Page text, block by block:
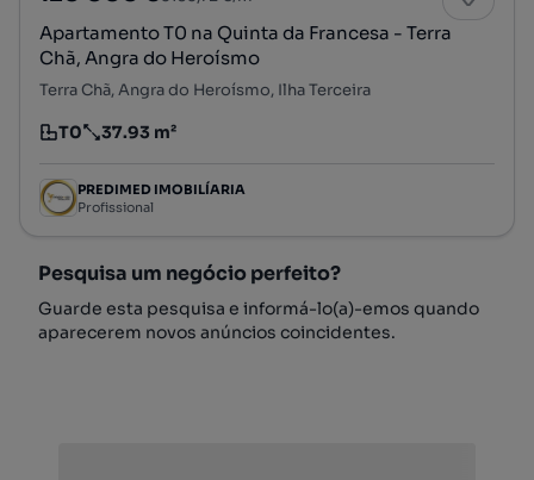
Apartamento T0 na Quinta da Francesa - Terra
Chã, Angra do Heroísmo
Terra Chã, Angra do Heroísmo, Ilha Terceira
Tipologia
T0
Preço por metro quadrado
37.93 m²
PREDIMED IMOBILÍARIA
Profissional
Pesquisa um negócio perfeito?
Guarde esta pesquisa e informá-lo(a)-emos quando
aparecerem novos anúncios coincidentes.